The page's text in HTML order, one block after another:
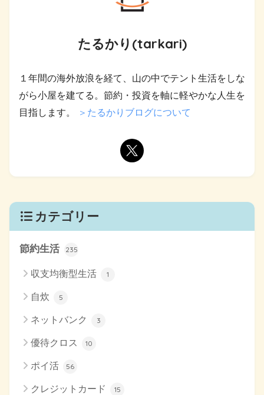
たるかり(tarkari)
１年間の海外放浪を経て、山の中でテント生活をしな
がら小屋を建てる。節約・投資を軸に軽やかな人生を
目指します。
＞たるかりブログについて
カテゴリー
節約生活 235
収支均衡型生活 1
自炊 5
ネットバンク 3
優待クロス 10
ポイ活 56
クレジットカード 15